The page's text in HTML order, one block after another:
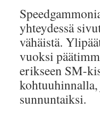
yhteydessä
vähäistä.
vuoksi
erikseen SM-
sunnuntaiksi.